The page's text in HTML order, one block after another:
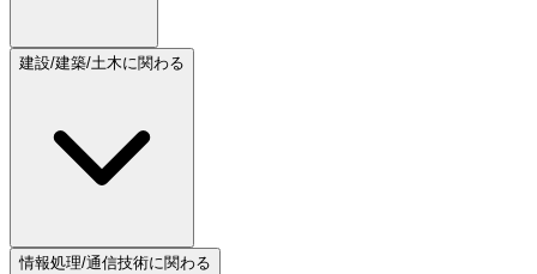
建設/建築/土木に関わる
情報処理/通信技術に関わる